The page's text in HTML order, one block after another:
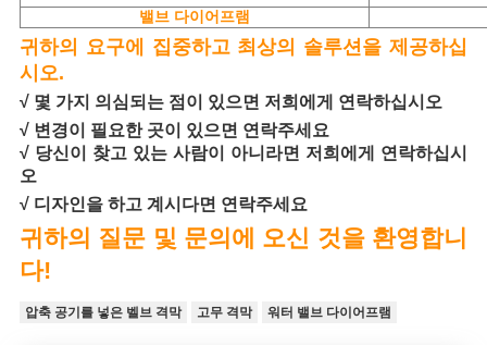
밸브 다이어프램
귀하의 요구에 집중하고 최상의 솔루션을 제공하십
시오.
√ 몇 가지 의심되는 점이 있으면 저희에게 연락하십시오
√ 변경이 필요한 곳이 있으면 연락주세요
√ 당신이 찾고 있는 사람이 아니라면 저희에게 연락하십시
오
√ 디자인을 하고 계시다면 연락주세요
귀하의 질문 및 문의에 오신 것을 환영합니
다!
압축 공기를 넣은 벨브 격막 고무 격막 워터 밸브 다이어프램